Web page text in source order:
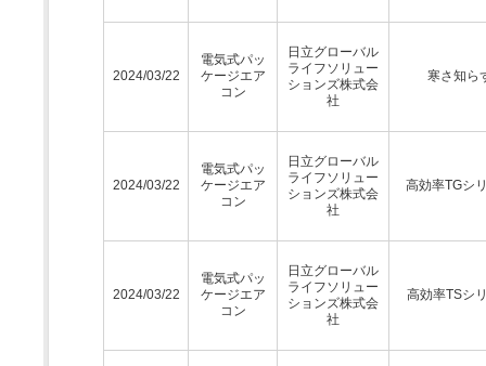
2024/03/22
電気式パッ
ケージエア
コン
日立グローバル
ライフソリュー
ションズ株式会
社
寒さ知ら
2024/03/22
電気式パッ
ケージエア
コン
日立グローバル
ライフソリュー
ションズ株式会
社
高効率TGシ
2024/03/22
電気式パッ
ケージエア
コン
日立グローバル
ライフソリュー
ションズ株式会
社
高効率TSシ